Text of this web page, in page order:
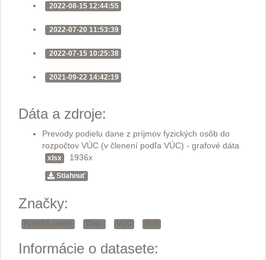
2022-08-15 12:44:55
2022-07-20 11:53:39
2022-07-15 10:25:38
2021-09-22 14:42:19
Dáta a zdroje:
Prevody podielu dane z príjmov fyzických osôb do
rozpočtov VÚC (v členení podľa VÚC) - grafové dáta
xlsx 1936x
Stiahnuť
Značky:
Informácie o datasete: